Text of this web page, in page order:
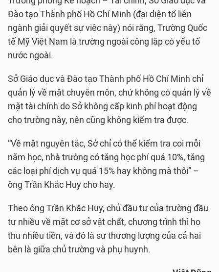
Đào tạo Thành phố Hồ Chí Minh (đại diện tổ liên
ngành giải quyết sự việc này) nói rằng, Trường Quốc
tế Mỹ Việt Nam là trường ngoài công lập có yếu tố
nước ngoài.
Sở Giáo dục và Đào tạo Thành phố Hồ Chí Minh chỉ
quản lý về mặt chuyên môn, chứ không có quản lý về
mặt tài chính do Sở không cấp kinh phí hoạt động
cho trường này, nên cũng không kiểm tra được.
“Về mặt nguyên tắc, Sở chỉ có thể kiểm tra coi mỗi
năm học, nhà trường có tăng học phí quá 10%, tăng
các loại phí dịch vụ quá 15% hay không mà thôi” –
ông Trần Khắc Huy cho hay.
Theo ông Trần Khắc Huy, chủ đầu tư của trường đầu
tư nhiều về mặt cơ sở vật chất, chương trình thì họ
thu nhiều tiền, và đó là sự thương lượng của cả hai
bên là giữa chủ trường và phụ huynh.